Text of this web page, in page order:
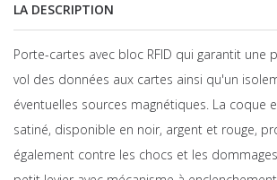
LA DESCRIPTION
Porte-cartes avec bloc RFID qui garantit une
vol des données aux cartes ainsi qu'un
éventuelles sources magnétiques. La coque
satiné, disponible en noir, argent et rouge,
également contre les chocs et les